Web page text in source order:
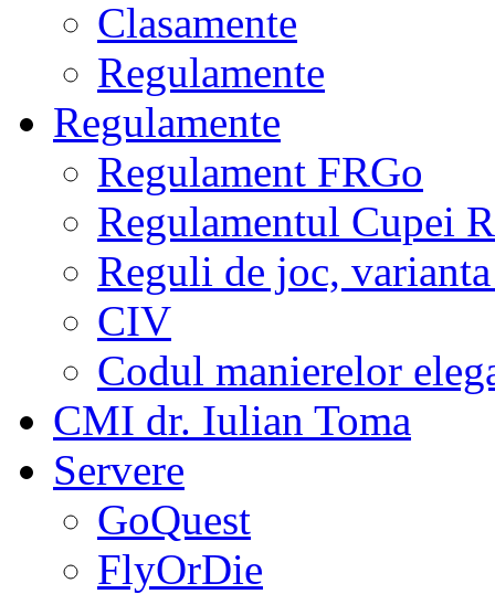
Clasamente
Regulamente
Regulamente
Regulament FRGo
Regulamentul Cupei
Reguli de joc,
CIV
Codul manierelor
CMI dr. Iulian Toma
Servere
GoQuest
FlyOrDie